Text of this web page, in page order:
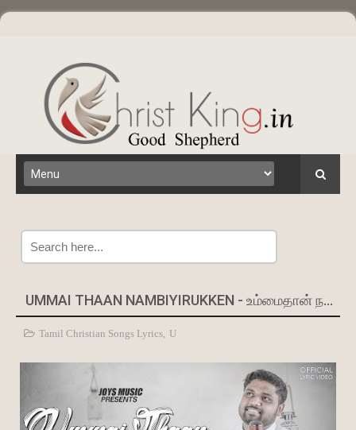
UMMAI THAAN NAMBIYIRUKKEN - உம்மைதான் நம்பியிருக்கிறோம் :- DAVIDSAM JOYSON
Tamil Christian Songs Lyrics, U